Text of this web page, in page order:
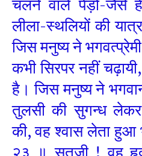
चलने वाले पेड़ों-जैसे
लीला-स्थलियों की
जिस मनुष्य ने
कभी सिरपर नहीं
है। जिस मनुष्य ने
तुलसी की सुगन्ध लेकर
की, वह श्वास लेता हुआ